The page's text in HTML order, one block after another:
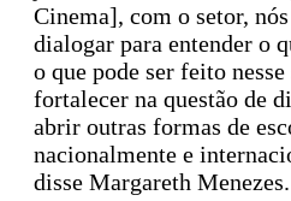
Cinema], com o setor,
dialogar para entender o
o que pode ser feito
fortalecer na questão de
abrir outras formas de
nacionalmente e
disse Margareth Menezes.